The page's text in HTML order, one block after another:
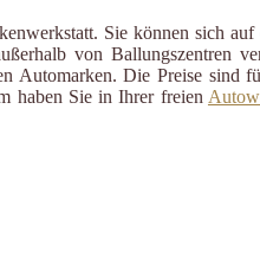
Sie können sich auf
von Ballungszentren
Automarken. Die Preise sind
haben Sie in Ihrer freien